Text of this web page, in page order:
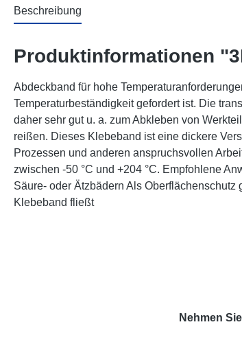
Beschreibung
Produktinformationen
Abdeckband für hohe
Temperaturbeständigkeit gefordert ist. Die
daher sehr gut u. a. zum Abkleben von
reißen. Dieses Klebeband ist eine dickere
Prozessen und anderen anspruchsvollen
zwischen -50 °C und +204 °C. Empfohlene
Säure- oder Ätzbädern Als
Klebeband fließt
Nehmen